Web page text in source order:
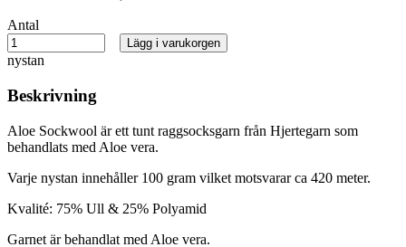
Antal
nystan
Lägg i varukorgen
Beskrivning
Aloe Sockwool är ett tunt raggsocksgarn från Hjertegarn som
behandlats med Aloe vera.
Varje nystan innehåller 100 gram vilket motsvarar ca 420 meter.
Kvalité: 75% Ull & 25% Polyamid
Garnet är behandlat med Aloe vera.